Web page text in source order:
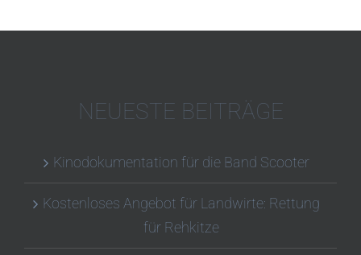
NEUESTE BEITRÄGE
Kinodokumentation für die Band Scooter
Kostenloses Angebot für Landwirte: Rettung
für Rehkitze